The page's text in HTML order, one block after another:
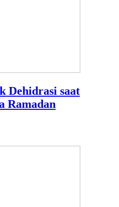
Dehidrasi saat
Ramadan